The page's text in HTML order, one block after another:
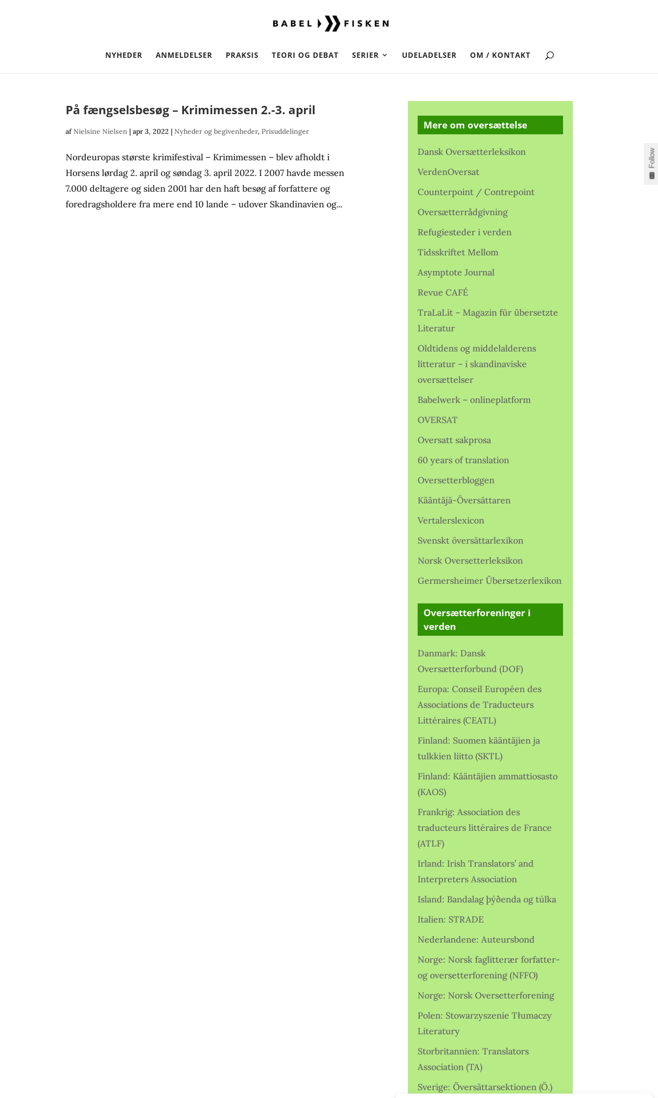
NYHEDER ANMELDELSER PRAKSIS TEORI OG DEBAT SERIER UDELADELSER OM / KONTAKT
På fængselsbesøg – Krimimessen 2.-3. april
afNielsine Nielsen |apr 3, 2022 |Nyheder og begivenheder,Prisuddelinger
Nordeuropas største krimifestival – Krimimessen – blev afholdt i
Horsens lørdag 2. april og søndag 3. april 2022. I 2007 havde messen
7.000 deltagere og siden 2001 har den haft besøg af forfattere og
foredragsholdere fra mere end 10 lande – udover Skandinavien og...
Mere om oversættelse
Dansk Oversætterleksikon
VerdenOversat
Counterpoint / Contrepoint
Oversætterrådgivning
Refugiesteder i verden
Tidsskriftet Mellom
Asymptote Journal
Revue CAFÉ
TraLaLit – Magazin für übersetzte
Literatur
Oldtidens og middelalderens
litteratur – i skandinaviske
oversættelser
Babelwerk – onlineplatform
OVERSAT
Oversatt sakprosa
60 years of translation
Oversetterbloggen
Kääntäjä-Översättaren
Vertalerslexicon
Svenskt översättarlexikon
Norsk Oversetterleksikon
Germersheimer Übersetzerlexikon
Oversætterforeninger i
verden
Danmark: Dansk
Oversætterforbund (DOF)
Europa: Conseil Européen des
Associations de Traducteurs
Littéraires (CEATL)
Finland: Suomen kääntäjien ja
tulkkien liitto (SKTL)
Finland: Kääntäjien ammattiosasto
(KAOS)
Frankrig: Association des
traducteurs littéraires de France
(ATLF)
Irland: Irish Translators’ and
Interpreters Association
Island: Bandalag þýðenda og túlka
Italien: STRADE
Nederlandene: Auteursbond
Norge: Norsk faglitterær forfatter-
og oversetterforening (NFFO)
Norge: Norsk Oversetterforening
Polen: Stowarzyszenie Tłumaczy
Literatury
Storbritannien: Translators
Association (TA)
Sverige: Översättarsektionen (Ö.)
Follow